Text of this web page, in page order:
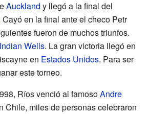
Auckland y llegó a la final del
Cayó en la final ante el checo Petr
fueron de muchos triunfos.
Indian Wells. La gran victoria llegó en
en Estados Unidos. Para ser
este torneo.
Ríos venció al famosoAndre
Chile, miles de personas celebraron